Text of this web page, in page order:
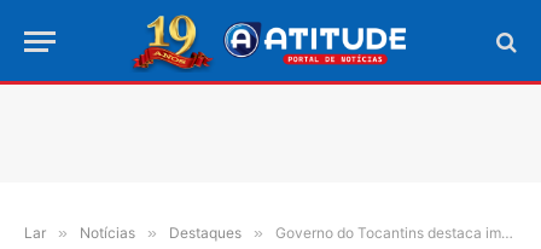
Lar » Notícias » Destaques » Governo do Tocantins destaca importância da Caravana Federativa para resolução de pendências entre União, com Estado e Municípios